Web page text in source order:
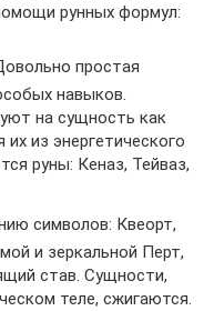
рунных формул:
простая
навыков.
на сущность как
из энергетического
руны: Кеназ, Тейваз,
символов: Квеорт,
и зеркальной Перт,
став. Сущности,
теле, сжигаются.